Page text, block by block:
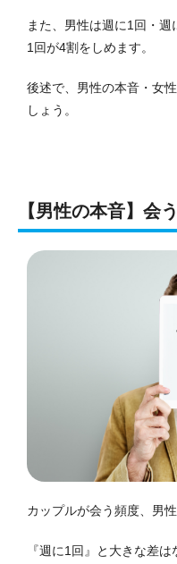
また、男性は週に1回・ 週
1回が4割をしめます。
後述で、男性の本音・女
しょう。
【男性の本音】会
カップルが会う頻度、男
『週に1回』と大きな差